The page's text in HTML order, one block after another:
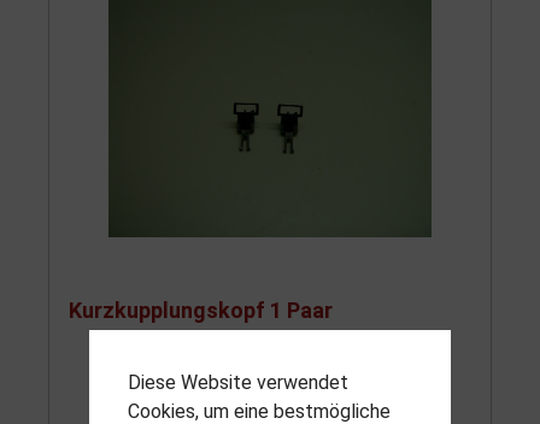
Kurzkupplungskopf 1 Paar
Diese Website verwendet
Cookies, um eine bestmögliche